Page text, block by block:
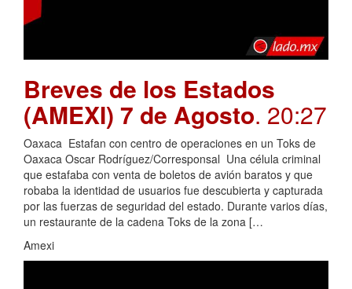
Breves de los Estados
(AMEXI) 7 de Agosto. 20:27
Oaxaca Estafan con centro de operaciones en un Toks de
Oaxaca Oscar Rodríguez/Corresponsal Una célula criminal
que estafaba con venta de boletos de avión baratos y que
robaba la identidad de usuarios fue descubierta y capturada
por las fuerzas de seguridad del estado. Durante varios días,
un restaurante de la cadena Toks de la zona […
Amexi